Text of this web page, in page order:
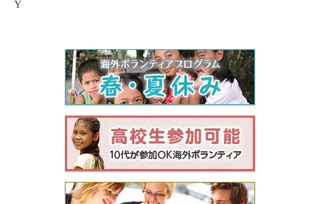
ジョグジャ
ハンガリー
ギリシャ
Y